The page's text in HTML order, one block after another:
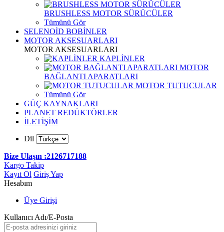
BRUSHLESS MOTOR SÜRÜCÜLER
Tümünü Gör
SELENOİD BOBİNLER
MOTOR AKSESUARLARI
MOTOR AKSESUARLARI
KAPLİNLER
MOTOR
BAĞLANTI APARATLARI
MOTOR TUTUCULAR
Tümünü Gör
GÜÇ KAYNAKLARI
PLANET REDÜKTÖRLER
İLETİŞİM
Dil
Bize Ulaşın :2126717188
Kargo Takip
Kayıt Ol Giriş Yap
Hesabım
Üye Girişi
Kullanıcı Adı/E-Posta